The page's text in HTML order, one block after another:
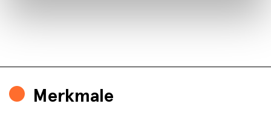
Merkmale